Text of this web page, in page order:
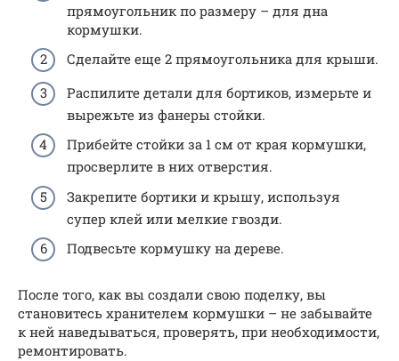
прямоугольник по размеру – для дна
кормушки.
Сделайте еще 2 прямоугольника для крыши.
Распилите детали для бортиков, измерьте и
вырежьте из фанеры стойки.
Прибейте стойки за 1 см от края кормушки,
просверлите в них отверстия.
Закрепите бортики и крышу, используя
супер клей или мелкие гвозди.
Подвесьте кормушку на дереве.
После того, как вы создали свою поделку, вы
становитесь хранителем кормушки – не забывайте
к ней наведываться, проверять, при необходимости,
ремонтировать.